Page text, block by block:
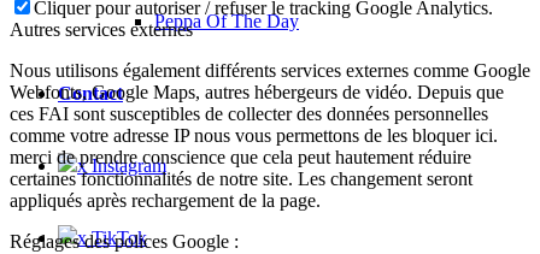
Peppa Of The Day
Contact
x Instagram
x TikTok
Cliquer pour autoriser / refuser le tracking Google Analytics.
Autres services externes
Nous utilisons également différents services externes comme Google
Webfonts, Google Maps, autres hébergeurs de vidéo. Depuis que
ces FAI sont susceptibles de collecter des données personnelles
comme votre adresse IP nous vous permettons de les bloquer ici.
merci de prendre conscience que cela peut hautement réduire
certaines fonctionnalités de notre site. Les changement seront
appliqués après rechargement de la page.
Réglages des polices Google :